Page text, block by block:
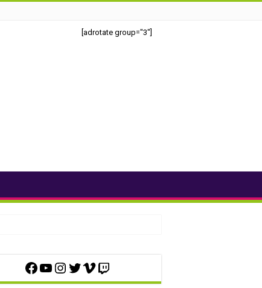
[adrotate group="3"]
Facebook
YouTube
Instagram
Twitter
VimeoTwitch